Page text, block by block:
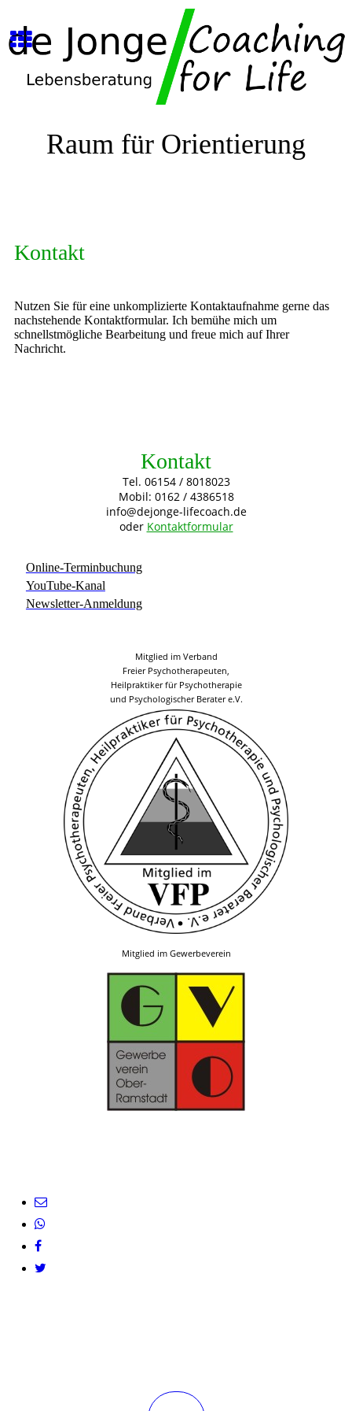
Raum für Orientierung
Kontakt
Nutzen Sie für eine unkomplizierte Kontaktaufnahme gerne das
nachstehende Kontaktformular. Ich bemühe mich um
schnellstmögliche Bearbeitung und freue mich auf Ihrer
Nachricht.
Kontakt
Tel. 06154 / 8018023
Mobil: 0162 / 4386518
info@dejonge-lifecoach.de
oder Kontaktformular
Online-Terminbuchung
YouTube-Kanal
Newsletter-Anmeldung
Mitglied im Verband
Freier Psychotherapeuten,
Heilpraktiker für Psychotherapie
und Psychologischer Berater e.V.
Mitglied im Gewerbeverein